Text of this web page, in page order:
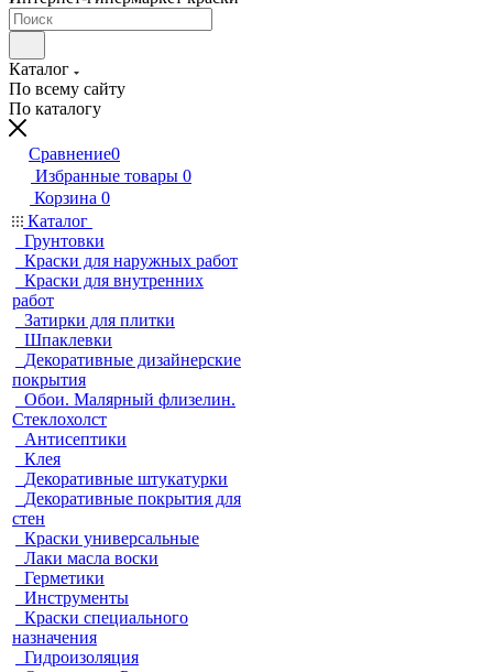
Каталог
По всему сайту
По каталогу
Сравнение0
Избранные товары 0
Корзина 0
Каталог
Грунтовки
Краски для наружных работ
Краски для внутренних
работ
Затирки для плитки
Шпаклевки
Декоративные дизайнерские
покрытия
Обои. Малярный флизелин.
Стеклохолст
Антисептики
Клея
Декоративные штукатурки
Декоративные покрытия для
стен
Краски универсальные
Лаки масла воски
Герметики
Инструменты
Краски специального
назначения
Гидроизоляция